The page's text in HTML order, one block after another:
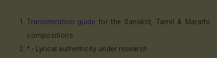
Transliteration guide for the Sanskrit, Tamil & Marathi
compositions
* - Lyrical authenticity under research